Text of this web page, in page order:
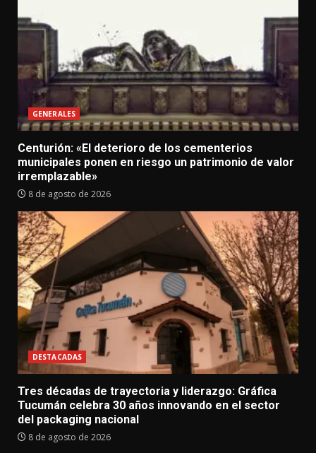
GENERALES
Centurión: «El deterioro de los cementerios
municipales ponen en riesgo un patrimonio de valor
irremplazable»
8 de agosto de 2026
DESTACADAS
Tres décadas de trayectoria y liderazgo: Gráfica
Tucumán celebra 30 años innovando en el sector
del packaging nacional
8 de agosto de 2026